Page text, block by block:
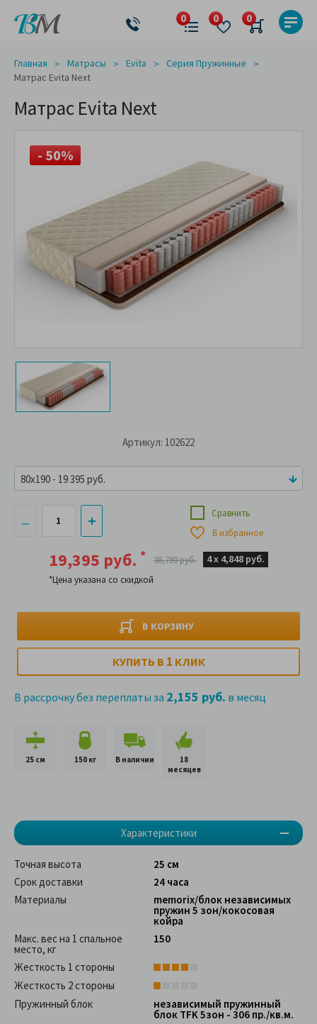
Главная Матрасы Evita
Серия Пружинные
Матрас Evita Next
Матрас Evita Next
- 50%
Артикул: 102622
19,395 руб. *
*Цена указана со скидкой
38,790 руб. 4 х 4,848 руб.
В КОРЗИНУ
Сравнить
В избранное
КУПИТЬ В 1 КЛИК
В рассрочку без переплаты за 2,155 руб. в месяц
80x190 - 19 395 руб.
25 см 150 кг В наличии
18
месяцев
Характеристики
Точная высота
25 см
Срок доставки
24 часа
Материалы
memorix/блок независимых
пружин 5 зон/кокосовая
койра
Макс. вес на 1 спальное
место, кг
150
Жесткость 1 стороны
Жесткость 2 стороны
Пружинный блок
независимый пружинный
блок TFK 5зон - 306 пр./кв.м.